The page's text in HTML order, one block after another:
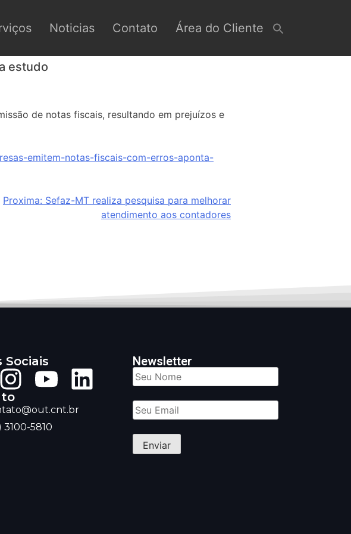
Noticias Contato Área do Cliente
estudo
de notas fiscais, resultando em prejuízos e
emitem-notas-fiscais-com-erros-aponta-
Proxima: Sefaz-MT realiza pesquisa para melhorar
atendimento aos contadores
Sociais
3100-5810
Newsletter